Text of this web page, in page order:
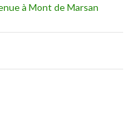
à Mont de Marsan